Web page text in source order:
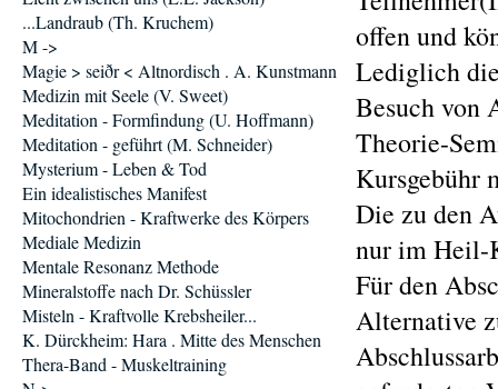
offen und
Lediglich
Besuch von
Theorie-
Kursgebühr
Die zu den
nur im Heil-
Für den
Alternative
...Landraub (Th. Kruchem)
M ->
Magie > seiðr < Altnordisch . A. Kunstmann
Medizin mit Seele (V. Sweet)
Meditation - Formfindung (U. Hoffmann)
Meditation - geführt (M. Schneider)
Mysterium - Leben & Tod
Ein idealistisches Manifest
Mitochondrien - Kraftwerke des Körpers
Mediale Medizin
Mentale Resonanz Methode
Mineralstoffe nach Dr. Schüssler
Misteln - Kraftvolle Krebsheiler...
K. Dürckheim: Hara . Mitte des Menschen
Thera-Band - Muskeltraining